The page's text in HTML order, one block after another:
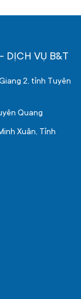
DỊCH VỤ B&T
2, tỉnh Tuyên
Quang
Xuân, Tỉnh